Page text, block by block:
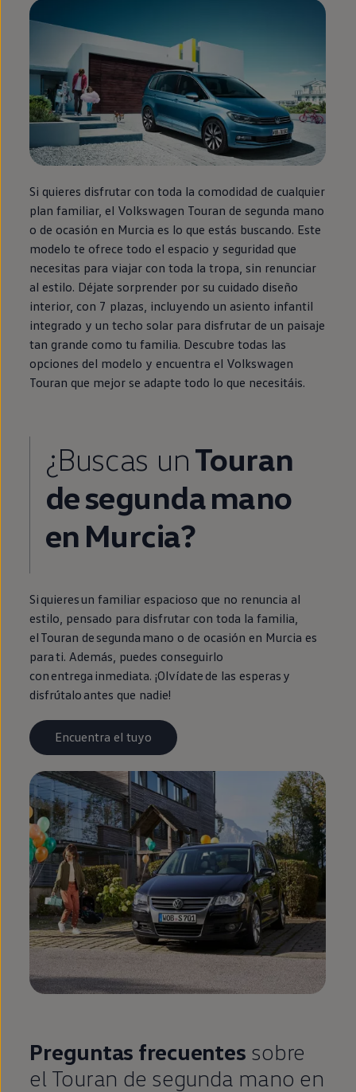
Si quieres disfrutar con toda la comodidad de cualquier
plan familiar, el Volkswagen Touran de segunda mano
o de ocasión en Murcia es lo que estás buscando. Este
modelo te ofrece todo el espacio y seguridad que
necesitas para viajar con toda la tropa, sin renunciar
al estilo. Déjate sorprender por su cuidado diseño
interior, con 7 plazas, incluyendo un asiento infantil
integrado y un techo solar para disfrutar de un paisaje
tan grande como tu familia. Descubre todas las
opciones del modelo y encuentra el Volkswagen
Touran que mejor se adapte todo lo que necesitáis.
¿Buscas unTouran
desegundamano
en Murcia?
Si quieres un familiar espacioso que no renuncia al
estilo, pensado para disfrutar con toda la familia,
el Touran desegunda mano o de ocasión en Murcia es
para ti. Además, puedes conseguirlo
con entrega inmediata. ¡Olvídate de las esperas y
disfrútalo antes que nadie!
Encuentra el tuyo
Preguntas frecuentes sobre
el Touran de segunda mano en